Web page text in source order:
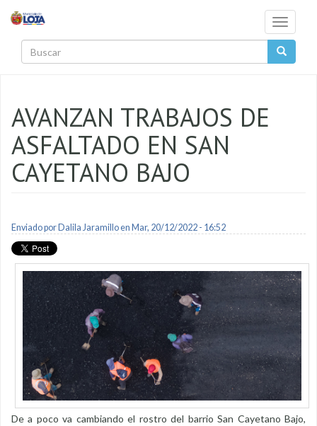
Toggle
AVANZAN TRABAJOS DE
ASFALTADO EN SAN
CAYETANO BAJO
Enviado por Dalila Jaramilloen Mar, 20/12/2022 - 16:52
De a poco va cambiando el rostro del barrio San Cayetano Bajo,